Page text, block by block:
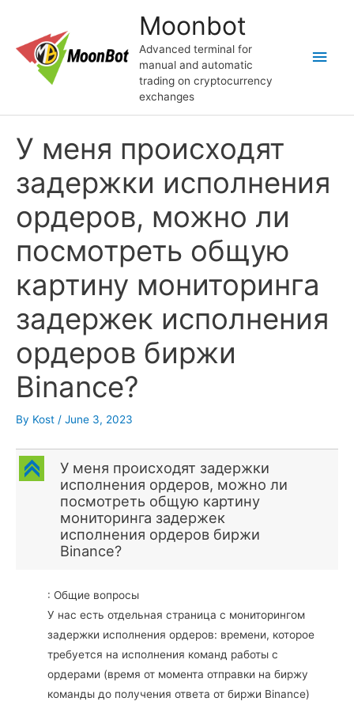
content
Moonbot
Advanced terminal for
manual and automatic
trading on cryptocurrency
exchanges
Main
У меня происходят
задержки исполнения
ордеров, можно ли
посмотреть общую
картину мониторинга
задержек исполнения
ордеров биржи
Binance?
By Kost / June 3, 2023
C
У меня происходят задержки
исполнения ордеров, можно ли
посмотреть общую картину
мониторинга задержек
исполнения ордеров биржи
Binance?
: Общие вопросы
У нас есть отдельная страница с мониторингом
задержки исполнения ордеров: времени, которое
требуется на исполнения команд работы с
ордерами (время от момента отправки на биржу
команды до получения ответа от биржи Binance)